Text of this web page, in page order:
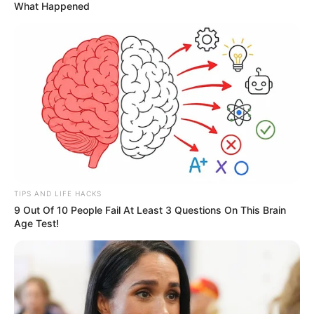
¿Por qué un gato pide comida si ya tiene en
Crédito:
Freepik.
De interés:
¿Su perro come popó? Así logra evitarlo con
estos consejos de expertos
What Happened
TIPS AND LIFE HACKS
9 Out Of 10 People Fail At Least 3 Questions On This Brain
Age Test!